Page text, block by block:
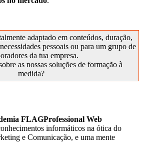
adaptado em conteúdos, duração,
pessoais ou para um grupo de
da tua empresa.
as nossas soluções de formação à
medida?
FLAGProfessional Web
informáticos na ótica do
e Comunicação, e uma mente